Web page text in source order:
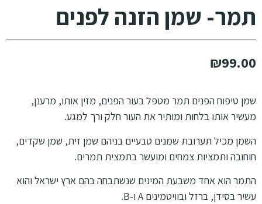
תמר- שמן הזנה לפנים
₪99.00
שמן טיפוח הפנים תמר מטפל בעור הפנים, מזין אותו, מרענן,
מעשיר אותו בלחות ומותיר את העור חלק ורך למגע.
השמן מכיל תערובת שמנים טבעיים בניהם שמן זית, שמן שקדים,
חוחובה ותמציות צמחים ומועשר בתמצית תמרים.
התמר הוא אחד משבעת המינים שנשתבחה בהם ארץ ישראל והוא
עשיר בסידן, ברזל ובוויטמינים A ו-B.